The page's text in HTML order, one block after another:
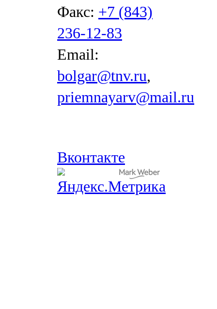
Факс: +7 (843)
236-12-83
Email:
bolgar@tnv.ru,
priemnayarv@mail.ru
Вконтакте